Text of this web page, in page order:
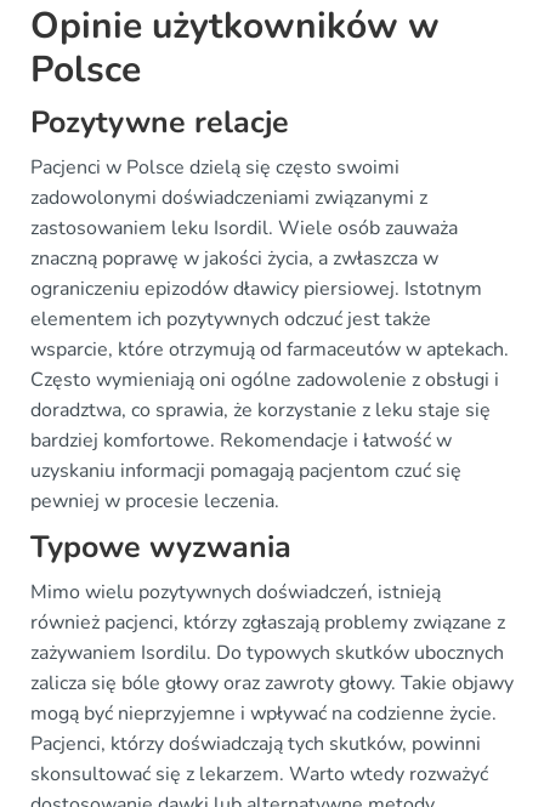
Opinie użytkowników w
Polsce
Pozytywne relacje
Pacjenci w Polsce dzielą się często swoimi
zadowolonymi doświadczeniami związanymi z
zastosowaniem leku Isordil. Wiele osób zauważa
znaczną poprawę w jakości życia, a zwłaszcza w
ograniczeniu epizodów dławicy piersiowej. Istotnym
elementem ich pozytywnych odczuć jest także
wsparcie, które otrzymują od farmaceutów w aptekach.
Często wymieniają oni ogólne zadowolenie z obsługi i
doradztwa, co sprawia, że korzystanie z leku staje się
bardziej komfortowe. Rekomendacje i łatwość w
uzyskaniu informacji pomagają pacjentom czuć się
pewniej w procesie leczenia.
Typowe wyzwania
Mimo wielu pozytywnych doświadczeń, istnieją
również pacjenci, którzy zgłaszają problemy związane z
zażywaniem Isordilu. Do typowych skutków ubocznych
zalicza się bóle głowy oraz zawroty głowy. Takie objawy
mogą być nieprzyjemne i wpływać na codzienne życie.
Pacjenci, którzy doświadczają tych skutków, powinni
skonsultować się z lekarzem. Warto wtedy rozważyć